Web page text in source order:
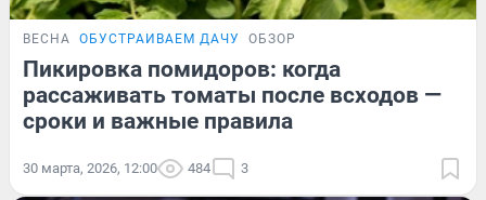
ВЕСНА ОБУСТРАИВАЕМ ДАЧУ ОБЗОР
Пикировка помидоров: когда
рассаживать томаты после всходов —
сроки и важные правила
30 марта, 2026, 12:00 484 3